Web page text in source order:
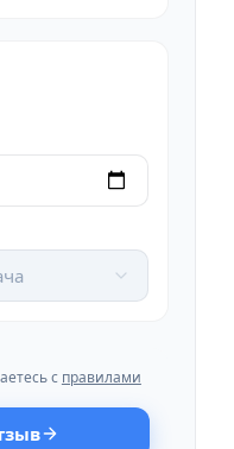
с правилами